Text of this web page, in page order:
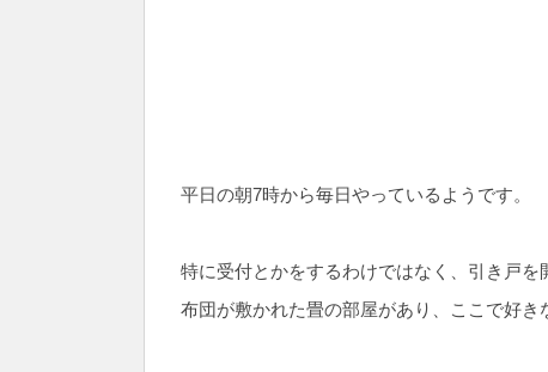
平日の朝7時から毎日やっているようです。
特に受付とかをするわけではなく、引き戸
布団が敷かれた畳の部屋があり、ここで好き